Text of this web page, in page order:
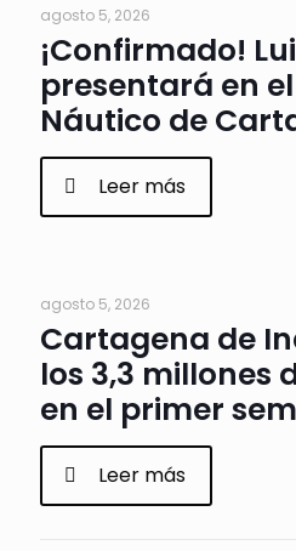
agosto 5, 2026
¡Confirmado!
presentará en
Náutico de
Leer más
agosto 5, 2026
Cartagena de
los 3,3 millones
en el primer
Leer más